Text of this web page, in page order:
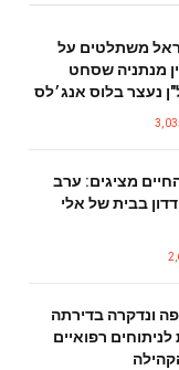
משתלטים על
מנתניה שסחט
נעצר בלוס אנג׳לס
מציגים: ערב
בבית של אלי
ונדקרה בדירתה
רפואיים